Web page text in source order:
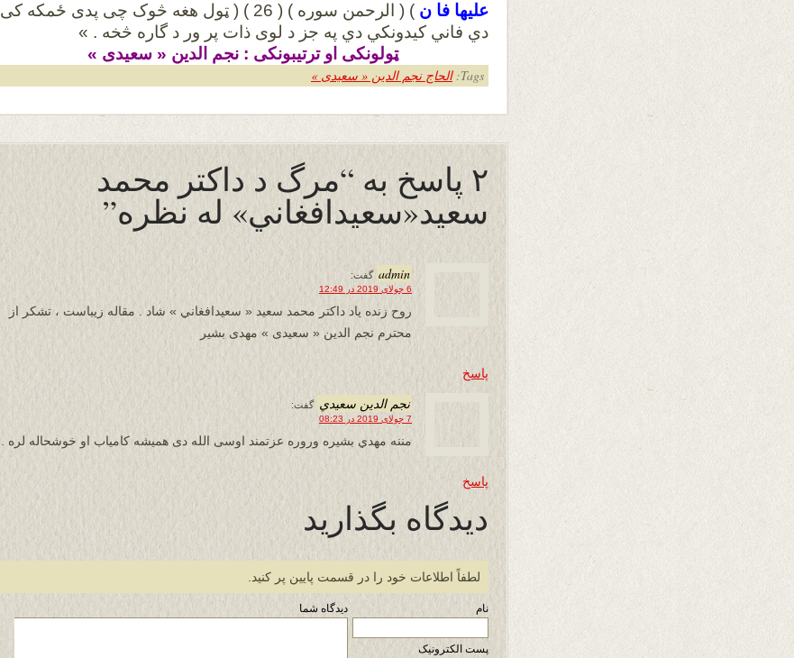
عليها فا ن
) ( الرحمن سوره ) ( 26 ) ( ټول هغه څوک چی پدی ځمکه کی
دي فاني کيدونکي دي په جز د لوی ذات پر ور د گاره څخه . »
ټولونکی او ترتیبونکی : نجم الدین « سعیدی »
Tags: الحاج نجم الدین « سعیدی »
۲ پاسخ به “مرگ د داکتر محمد
سعيد«سعيدافغاني» له نظره”
admin گفت:
6 جولای 2019 در 12:49
روح زنده یاد داکتر محمد سعيد « سعيدافغاني » شاد . مقاله زیباست ، تشکر از
محترم نجم الدین « سعیدی » مهدی بشیر
پاسخ
نجم الدين سعيدي گفت:
7 جولای 2019 در 08:23
مننه مهدي بشيره وروره عزتمند اوسی الله دی هميشه کامياب او خوشحاله لره .
پاسخ
دیدگاه بگذارید
لطفاً اطلاعات خود را در قسمت پایین پر کنید.
نام
پست الکترونیک
دیدگاه شما